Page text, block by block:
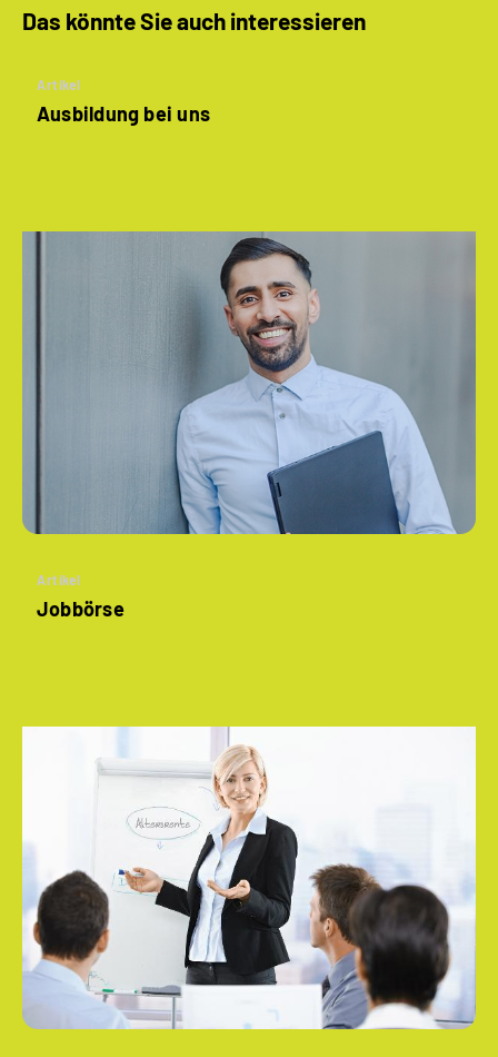
Das könnte Sie auch interessieren
Artikel
Ausbildung bei uns
Artikel
Jobbörse